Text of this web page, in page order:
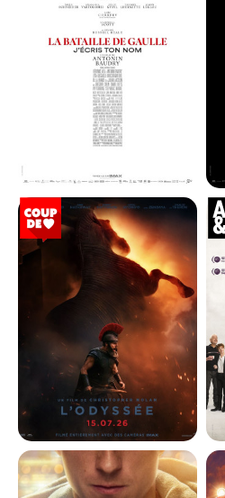
LA BATAILLE DE GAULLE - PARTIE
2...
Horaires et Infos
Bande-annonce
Réservation
Histoire
VF
L'ODYSSÉE
Horaires et Infos